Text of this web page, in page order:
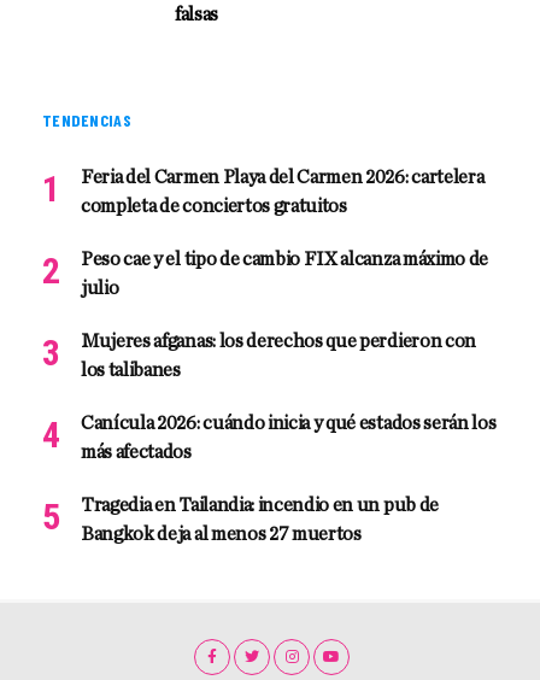
falsas
TENDENCIAS
Feria del Carmen Playa del Carmen 2026: cartelera
completa de conciertos gratuitos
Peso cae y el tipo de cambio FIX alcanza máximo de
julio
Mujeres afganas: los derechos que perdieron con
los talibanes
Canícula 2026: cuándo inicia y qué estados serán los
más afectados
Tragedia en Tailandia: incendio en un pub de
Bangkok deja al menos 27 muertos